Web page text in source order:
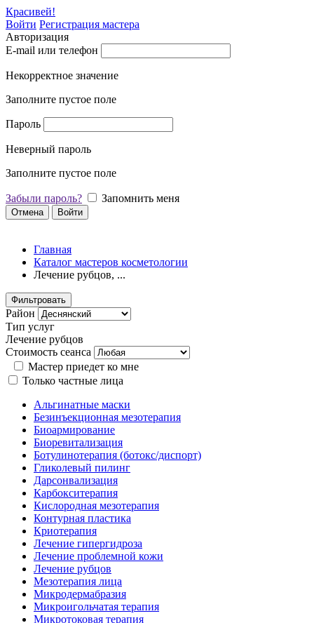
Красивей!
Войти Регистрация мастера
Авторизация
E-mail или телефон
Некорректное значение
Заполните пустое поле
Пароль
Неверный пароль
Заполните пустое поле
Забыли пароль? Запомнить меня
Отмена Войти
Главная
Каталог мастеров косметологии
Лечение рубцов, ...
Фильтровать
Район
Тип услуг
Лечение рубцов
Стоимость сеанса
Мастер приедет ко мне
Только частные лица
Альгинатные маски
Безинъекционная мезотерапия
Биоармирование
Биоревитализация
Ботулинотерапия (ботокс/диспорт)
Гликолевый пилинг
Дарсонвализация
Карбокситерапия
Кислородная мезотерапия
Контурная пластика
Криотерапия
Лечение гипергидроза
Лечение проблемной кожи
Лечение рубцов
Мезотерапия лица
Микродермабразия
Микроигольчатая терапия
Микротоковая терапия